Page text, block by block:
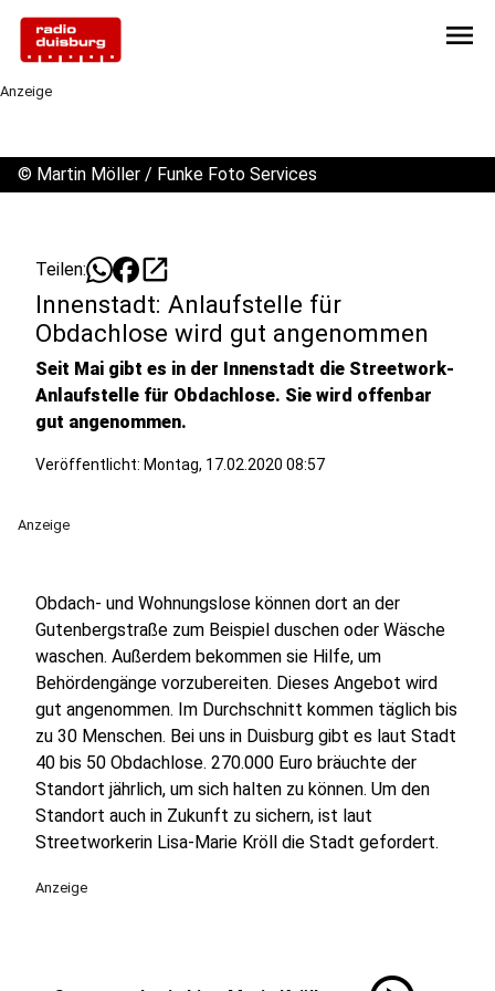
menu
Anzeige
© Martin Möller / Funke Foto Services
Teilen: open_in_new
Innenstadt: Anlaufstelle für
Obdachlose wird gut angenommen
Seit Mai gibt es in der Innenstadt die Streetwork-
Anlaufstelle für Obdachlose. Sie wird offenbar
gut angenommen.
Veröffentlicht: Montag, 17.02.2020 08:57
Anzeige
Obdach- und Wohnungslose können dort an der
Gutenbergstraße zum Beispiel duschen oder Wäsche
waschen. Außerdem bekommen sie Hilfe, um
Behördengänge vorzubereiten. Dieses Angebot wird
gut angenommen. Im Durchschnitt kommen täglich bis
zu 30 Menschen. Bei uns in Duisburg gibt es laut Stadt
40 bis 50 Obdachlose. 270.000 Euro bräuchte der
Standort jährlich, um sich halten zu können. Um den
Standort auch in Zukunft zu sichern, ist laut
Streetworkerin Lisa-Marie Kröll die Stadt gefordert.
Anzeige